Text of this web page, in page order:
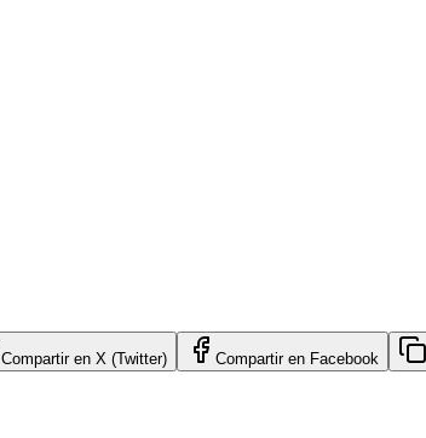
Compartir en X (Twitter) Compartir en Facebook